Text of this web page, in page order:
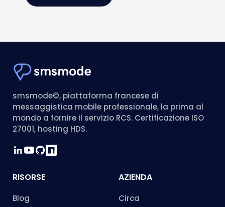
smsmode©, piattaforma francese di
messaggistica mobile professionale, la prima al
mondo a fornire il servizio RCS. Certificazione ISO
27001, hosting HDS.
RISORSE
Blog
AZIENDA
Circa